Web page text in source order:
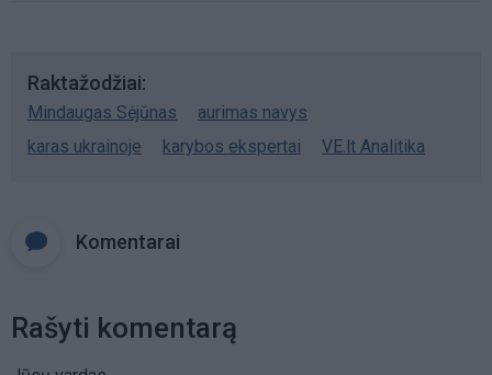
Raktažodžiai
Mindaugas Sėjūnas
aurimas navys
karas ukrainoje
karybos ekspertai VE.lt Analitika
Komentarai
Rašyti komentarą